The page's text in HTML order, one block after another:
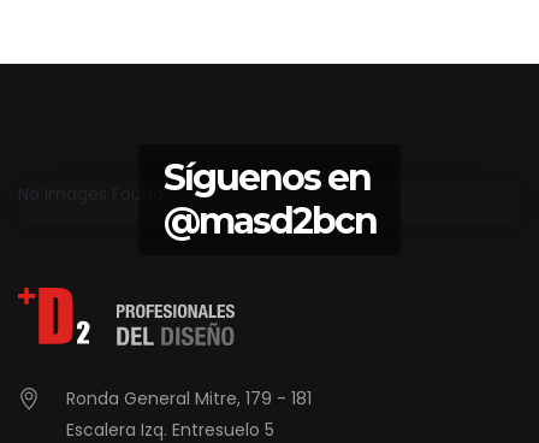
Síguenos en
@masd2bcn
Ronda General Mitre, 179 - 181
Escalera Izq. Entresuelo 5